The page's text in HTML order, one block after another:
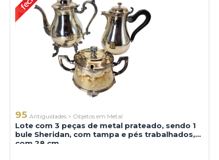
95 Antiguidades > Objetos em Metal
Lote com 3 peças de metal prateado, sendo 1
bule Sheridan, com tampa e pés trabalhados,
com 28 cm